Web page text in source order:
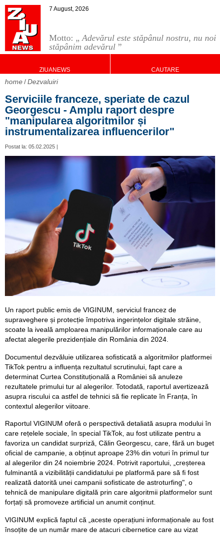
Motto: „Adevărul este stăpânul nostru, nu noi
stăpânim adevărul ”
7 August, 2026
ZIUANEWS CAUTARE
home Dezvaluiri
Serviciile franceze, speriate de cazul
Georgescu - Amplu raport despre
"manipularea algoritmilor și
instrumentalizarea influencerilor"
Postat la: 05.02.2025 |
Un raport public emis de VIGINUM, serviciul francez de
supraveghere și protecție împotriva ingerințelor digitale străine,
scoate la iveală amploarea manipulărilor informaționale care au
afectat alegerile prezidențiale din România din 2024.
Documentul dezvăluie utilizarea sofisticată a algoritmilor platformei
TikTok pentru a influența rezultatul scrutinului, fapt care a
determinat Curtea Constituțională a României să anuleze
rezultatele primului tur al alegerilor. Totodată, raportul avertizează
asupra riscului ca astfel de tehnici să fie replicate în Franța, în
contextul alegerilor viitoare.
Raportul VIGINUM oferă o perspectivă detaliată asupra modului în
care rețelele sociale, în special TikTok, au fost utilizate pentru a
favoriza un candidat surpriză, Călin Georgescu, care, fără un buget
oficial de campanie, a obținut aproape 23% din voturi în primul tur
al alegerilor din 24 noiembrie 2024. Potrivit raportului, „creșterea
fulminantă a vizibilității candidatului pe platformă pare să fi fost
realizată datorită unei campanii sofisticate de astroturfing", o
tehnică de manipulare digitală prin care algoritmii platformelor sunt
forțați să promoveze artificial un anumit conținut.
VIGINUM explică faptul că „aceste operațiuni informaționale au fost
însoțite de un număr mare de atacuri cibernetice care au vizat